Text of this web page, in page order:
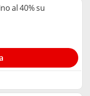
al 40% su